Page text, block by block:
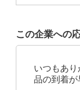
この企業への
いつもあ
品の到着が